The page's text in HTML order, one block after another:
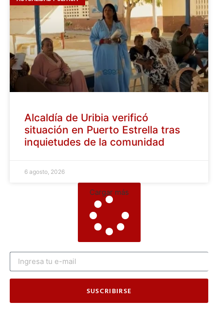
Alcaldía de Uribia verificó
situación en Puerto Estrella tras
inquietudes de la comunidad
6 agosto, 2026
Cargar más
SUSCRIBIRSE